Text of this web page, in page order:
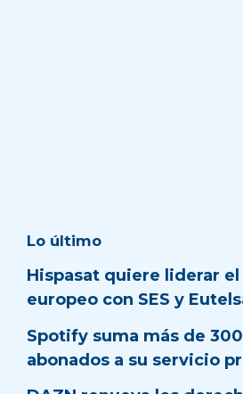
Lo último
Hispasat quiere liderar
europeo con SES y
Spotify suma más de
abonados a su servicio